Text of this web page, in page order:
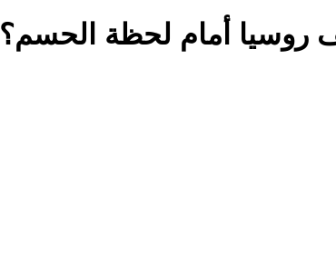
روسيا أمام لحظة الحسم؟